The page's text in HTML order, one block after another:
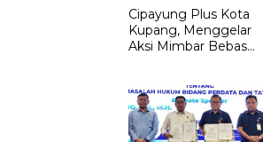
Cipayung Plus Kota
Kupang, Menggelar
Aksi Mimbar Bebas
“RAJA TIMOR”
Kepada JOKO
WIDODO